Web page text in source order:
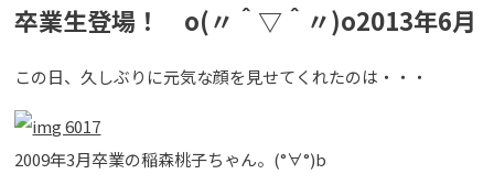
卒業生登場！ o(〃＾▽＾〃)o2013年6月
この日、久しぶりに元気な顔を見せてくれたのは・・・
2009年3月卒業の稲森桃子ちゃん。(°∀°)b